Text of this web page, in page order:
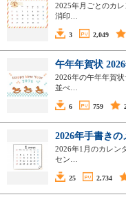
2025年月ごとのカ
消印…
3 2,049
午年年賀状
2026年の午年年賀
並べ…
6 759
2026年手書き
2026年1月のカレン
セン…
25 2,734